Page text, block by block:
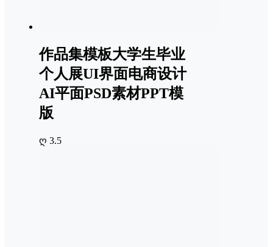
作品集模板大学生毕业
个人展UI界面电商设计
AI平面PSD素材PPT模
版
ღ 3.5